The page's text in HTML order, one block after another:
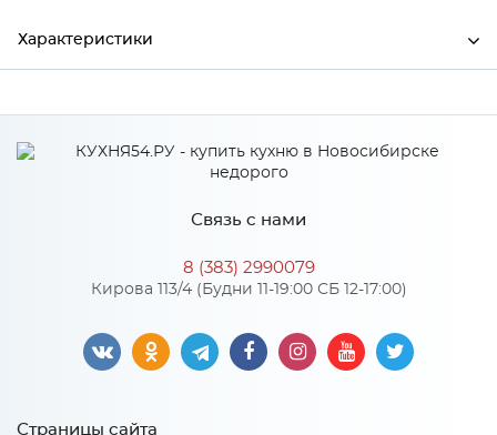
Характеристики
Высота 896
Бетон пайн светлый/Бетон
пайн светлый, графит
Материал ЛДСП
Связь с нами
8 (383) 2990079
Кирова 113/4 (Будни 11-19:00 СБ 12-17:00)
Страницы сайта